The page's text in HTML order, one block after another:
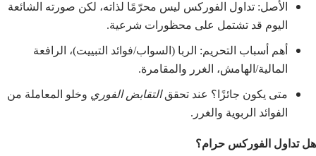
الأصل: تداول الفوركس ليس محرّمًا لذاته، لكن صورته الشائعة
اليوم قد تشتمل على محظورات شرعية.
أهم أسباب التحريم: الربا (السواب/فوائد التبييت)، الرافعة
المالية/الهامش، الغرر والمقامرة.
متى يكون جائزًا؟ عند تحققالتقابض الفوري وخلو المعاملة من
الفوائد الربوية والغرر.
هل تداول الفوركس حرام؟